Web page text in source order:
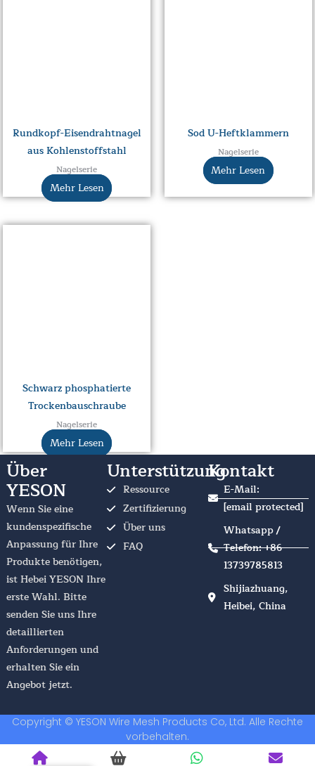
Rundkopf-Eisendrahtnagel
aus Kohlenstoffstahl
Nagelserie
Mehr Lesen
Sod U-Heftklammern
Nagelserie
Mehr Lesen
Schwarz phosphatierte
Trockenbauschraube
Nagelserie
Mehr Lesen
Über
YESON
Wenn Sie eine
kundenspezifische
Anpassung für Ihre
Produkte benötigen,
ist Hebei YESON Ihre
erste Wahl. Bitte
senden Sie uns Ihre
detaillierten
Anforderungen und
erhalten Sie ein
Angebot jetzt.
Unterstützung
Ressource
Zertifizierung
Über uns
FAQ
Kontakt
E-Mail:
[email protected]
Whatsapp /
Telefon: +86
13739785813
Shijiazhuang,
Heibei, China
Copyright © YESON Wire Mesh Products Co, Ltd. Alle Rechte
vorbehalten.